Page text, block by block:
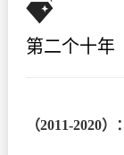
第二个十年
（2011-2020